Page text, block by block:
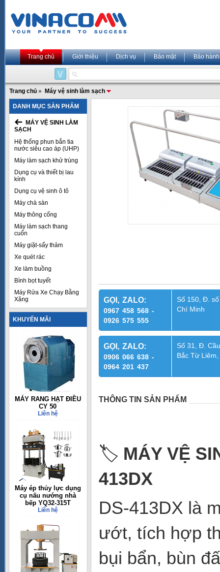
Trang chủ Giới thiệu Dịch vụ Bảo mật Bảo hành
Trang chủ » Máy vệ sinh làm sạch
DANH MỤC SẢN PHẨM
MÁY VỆ SINH LÀM
SẠCH
Hệ thống phun bắn tia
nước siêu cao áp (UHP)
Máy làm sạch khử trùng
Dụng cụ và thiết bị lau
kính
Dụng cụ vệ sinh ô tô
Máy chà sàn
Máy thông cống
Máy làm sạch thang
cuốn
Máy giặt-sấy thảm
Xe quét rác
Xe làm buồng
Bình bọt tuyết
Máy Rửa Xe Chạy Bằng
Xăng
KHUYẾN MÃI
MÁY RANG HẠT ĐIỀU
CY 50
Liên hệ
Máy ép thủy lực dụng
cụ nấu nướng nhà
bếp YQ32-315T
Liên hệ
GỌI, ZALO:
0967 458 568 -
0926 575 555
Số 150, Đ.
Chí Minh
GỌI, ZALO:
0906 066 638 -
0964 201 437
Số 31, Đ.
Bắc Từ
THÔNG TIN SẢN PHẨM
🏷️ MÁY VỆ
413DX
DS-413DX là
ướt, tích hợp
bụi bẩn, bùn